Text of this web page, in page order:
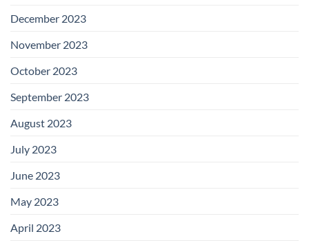
December 2023
November 2023
October 2023
September 2023
August 2023
July 2023
June 2023
May 2023
April 2023